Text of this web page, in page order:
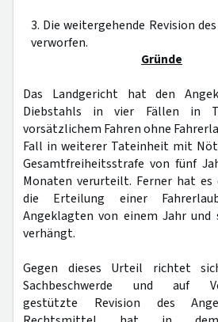
3. Die weitergehende Revision
verworfen.
Gründe
Das Landgericht hat den
Diebstahls in vier Fällen in
vorsätzlichem Fahren ohne
Fall in weiterer Tateinheit mit
Gesamtfreiheitsstrafe von fünf
Monaten verurteilt. Ferner hat es
die Erteilung einer
Angeklagten von einem Jahr und
verhängt.
Gegen dieses Urteil richtet
Sachbeschwerde und auf
gestützte Revision des